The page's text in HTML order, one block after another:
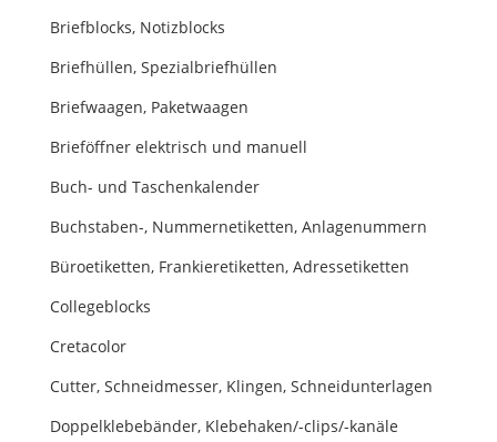
Briefblocks, Notizblocks
Briefhüllen, Spezialbriefhüllen
Briefwaagen, Paketwaagen
Brieföffner elektrisch und manuell
Buch- und Taschenkalender
Buchstaben-, Nummernetiketten, Anlagenummern
Büroetiketten, Frankieretiketten, Adressetiketten
Collegeblocks
Cretacolor
Cutter, Schneidmesser, Klingen, Schneidunterlagen
Doppelklebebänder, Klebehaken/-clips/-kanäle